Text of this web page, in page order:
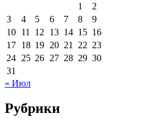
1
2
3
4 5 6 7 8
9
10 11 12 13 14 15 16
17 18 19 20 21 22 23
24 25 26 27 28 29 30
31
« Июл
Рубрики